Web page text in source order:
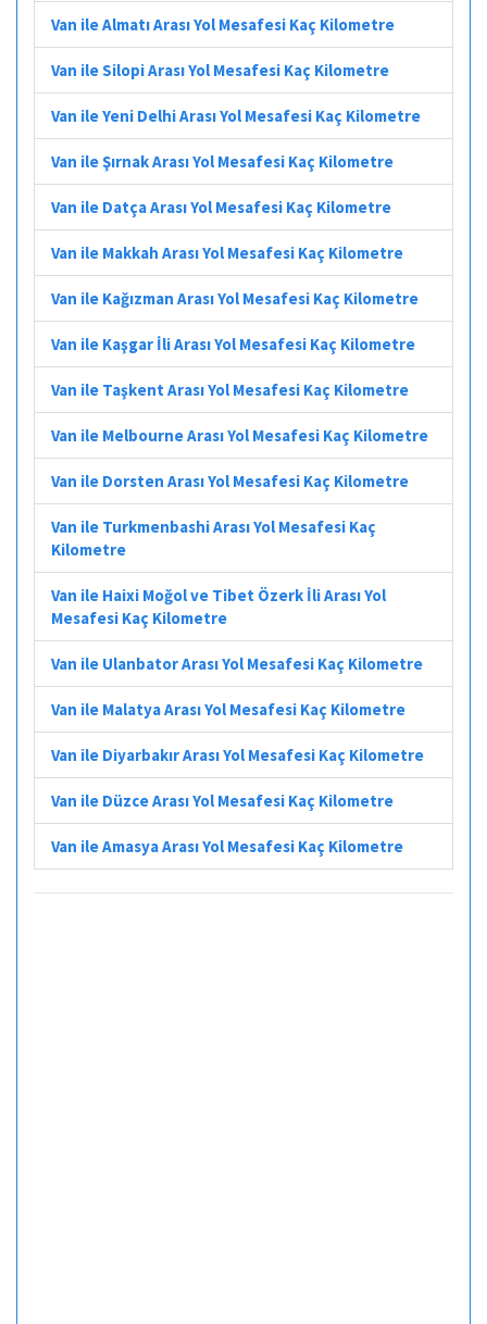
Van ile Almatı Arası Yol Mesafesi Kaç Kilometre
Van ile Silopi Arası Yol Mesafesi Kaç Kilometre
Van ile Yeni Delhi Arası Yol Mesafesi Kaç Kilometre
Van ile Şırnak Arası Yol Mesafesi Kaç Kilometre
Van ile Datça Arası Yol Mesafesi Kaç Kilometre
Van ile Makkah Arası Yol Mesafesi Kaç Kilometre
Van ile Kağızman Arası Yol Mesafesi Kaç Kilometre
Van ile Kaşgar İli Arası Yol Mesafesi Kaç Kilometre
Van ile Taşkent Arası Yol Mesafesi Kaç Kilometre
Van ile Melbourne Arası Yol Mesafesi Kaç Kilometre
Van ile Dorsten Arası Yol Mesafesi Kaç Kilometre
Van ile Turkmenbashi Arası Yol Mesafesi Kaç
Kilometre
Van ile Haixi Moğol ve Tibet Özerk İli Arası Yol
Mesafesi Kaç Kilometre
Van ile Ulanbator Arası Yol Mesafesi Kaç Kilometre
Van ile Malatya Arası Yol Mesafesi Kaç Kilometre
Van ile Diyarbakır Arası Yol Mesafesi Kaç Kilometre
Van ile Düzce Arası Yol Mesafesi Kaç Kilometre
Van ile Amasya Arası Yol Mesafesi Kaç Kilometre